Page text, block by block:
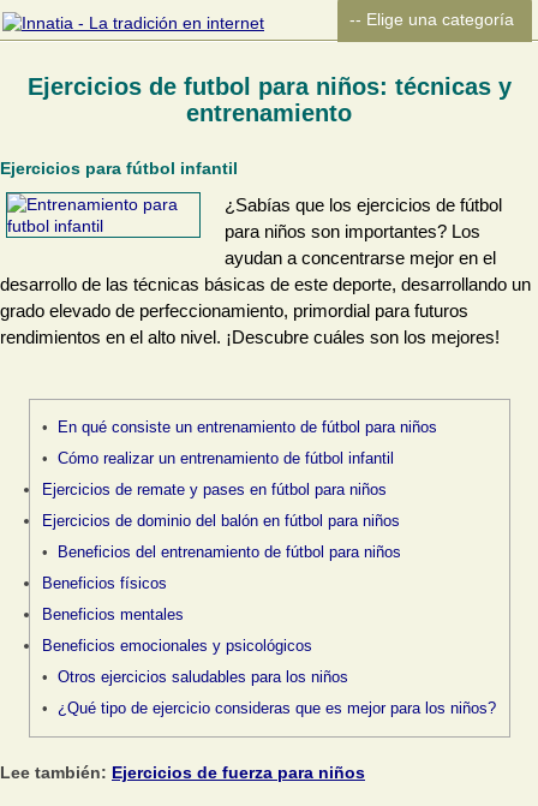
Ejercicios de futbol para niños: técnicas y
entrenamiento
Ejercicios para fútbol infantil
¿Sabías que los ejercicios de fútbol
para niños son importantes? Los
ayudan a concentrarse mejor en el
desarrollo de las técnicas básicas de este deporte, desarrollando un
grado elevado de perfeccionamiento, primordial para futuros
rendimientos en el alto nivel. ¡Descubre cuáles son los mejores!
En qué consiste un entrenamiento de fútbol para niños
Cómo realizar un entrenamiento de fútbol infantil
Ejercicios de remate y pases en fútbol para niños
Ejercicios de dominio del balón en fútbol para niños
Beneficios del entrenamiento de fútbol para niños
Beneficios físicos
Beneficios mentales
Beneficios emocionales y psicológicos
Otros ejercicios saludables para los niños
¿Qué tipo de ejercicio consideras que es mejor para los niños?
Lee también: Ejercicios de fuerza para niños